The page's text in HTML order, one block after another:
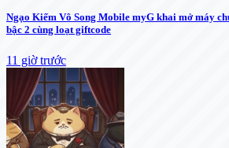
Ngạo Kiếm Vô Song Mobile myG khai mở máy
bậc 2 cùng loạt giftcode
11 giờ trước